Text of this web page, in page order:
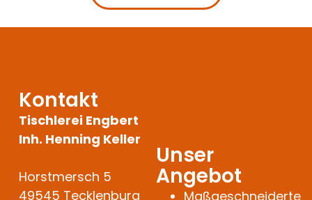
Kontakt
Tischlerei Engbert
Inh. Henning Keller
Horstmersch 5
49545 Tecklenburg
Unser
Angebot
Maßgeschneiderte